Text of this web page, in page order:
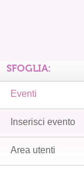
SFOGLIA:
Eventi
Inserisci evento
Area utenti